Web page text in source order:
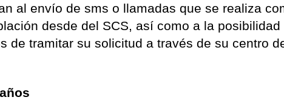
al envío de sms o llamadas que se realiza
desde del SCS, así como a la posibilidad
de tramitar su solicitud a través de su centro